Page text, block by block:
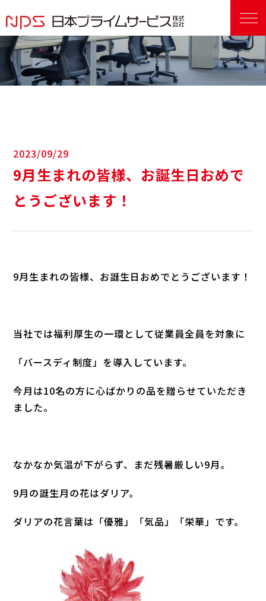
2023/09/29
9月生まれの皆様、お誕生日おめで
とうございます！
9月生まれの皆様、お誕生日おめでとうございます！
当社では福利厚生の一環として従業員全員を対象に
「バースディ制度」を導入しています。
今月は10名の方に心ばかりの品を贈らせていただき
ました。
なかなか気温が下がらず、まだ残暑厳しい9月。
9月の誕生月の花はダリア。
ダリアの花言葉は「優雅」「気品」「栄華」です。